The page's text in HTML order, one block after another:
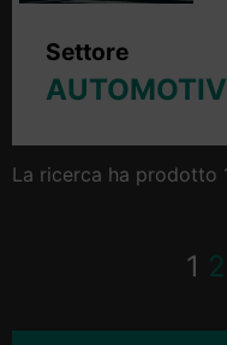
Settore
La ricerca ha prodotto
1 2